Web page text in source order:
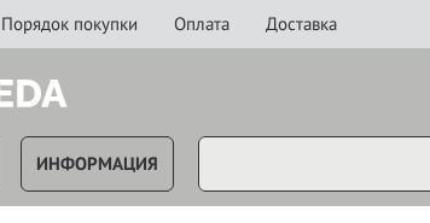
Порядок покупки Оплата Доставка
ИНФОРМАЦИЯ